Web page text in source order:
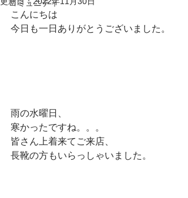
コミュニティ
こんにちは
今日も一日ありがとうございました。
雨の水曜日、
寒かったですね。。。
皆さん上着来てご来店、
長靴の方もいらっしゃいました。